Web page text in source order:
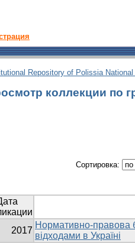
Repository of Polissia
коллекции по
Сортировка:
2017
Нормативно-правова
відходами в Україні